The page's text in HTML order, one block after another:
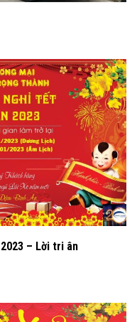
– Lời tri ân